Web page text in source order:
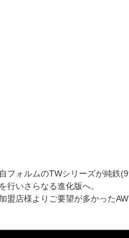
フォルムのTWシリーズが純鉄
行いさらなる進化版へ。
盟店様よりご要望が多かった